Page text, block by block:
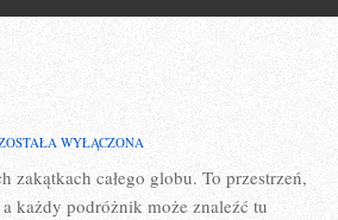
WYŁĄCZONA
całego globu. To przestrzeń,
każdy podróżnik może znaleźć tu